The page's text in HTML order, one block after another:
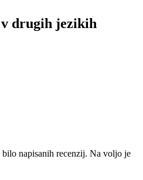
drugih jezikih
napisanih recenzij. Na voljo je